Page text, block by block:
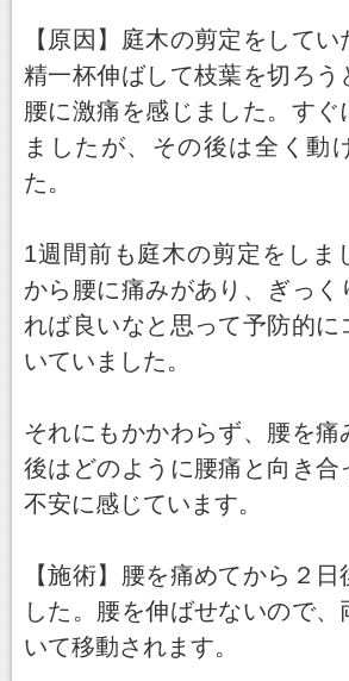
【原因】庭木の剪定をして
精一杯伸ばして枝葉を切ろう
腰に激痛を感じました。すぐ
ましたが、その後は全く動
た。
1週間前も庭木の剪定をしま
から腰に痛みがあり、ぎっく
れば良いなと思って予防的に
いていました。
それにもかかわらず、腰を痛
後はどのように腰痛と向き合
不安に感じています。
【施術】腰を痛めてから２日
した。腰を伸ばせないので、
いて移動されます。